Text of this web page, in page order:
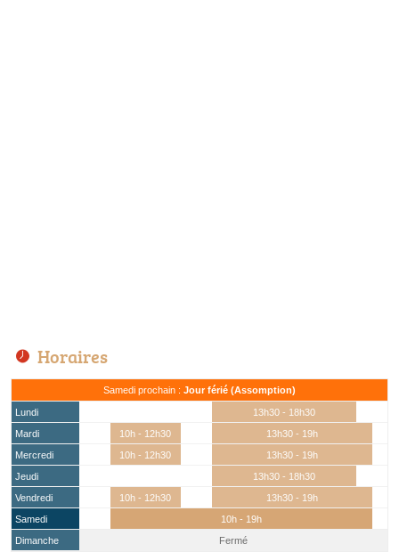
Horaires
Samedi prochain : Jour férié (Assomption)
Lundi
13h30 - 18h30
Mardi
10h - 12h30
13h30 - 19h
Mercredi
10h - 12h30
13h30 - 19h
Jeudi
13h30 - 18h30
Vendredi
10h - 12h30
13h30 - 19h
Samedi
10h - 19h
Dimanche
Fermé